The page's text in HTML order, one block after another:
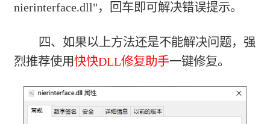
nierinterface.dll"，回车即可解决错误提示。
四、如果以上方法还是不能解决问题，强
烈推荐使用快快DLL修复助手一键修复。